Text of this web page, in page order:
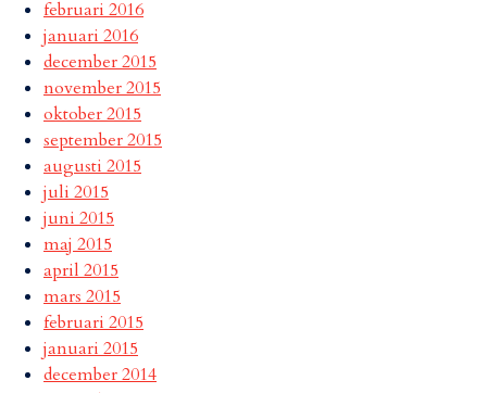
februari 2016
januari 2016
december 2015
november 2015
oktober 2015
september 2015
augusti 2015
juli 2015
juni 2015
maj 2015
april 2015
mars 2015
februari 2015
januari 2015
december 2014